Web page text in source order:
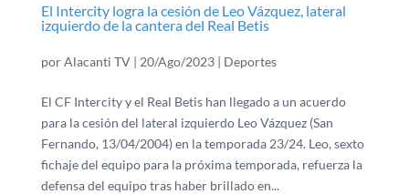
El Intercity logra la cesión de Leo Vázquez, lateral
izquierdo de la cantera del Real Betis
porAlacanti TV| 20/Ago/2023| Deportes
El CF Intercity y el Real Betis han llegado a un acuerdo
para la cesión del lateral izquierdo Leo Vázquez (San
Fernando, 13/04/2004) en la temporada 23/24. Leo, sexto
fichaje del equipo para la próxima temporada, refuerza la
defensa del equipo tras haber brillado en...